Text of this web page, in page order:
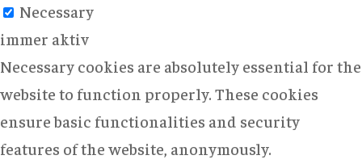
Necessary
immer aktiv
Necessary cookies are absolutely essential for the
website to function properly. These cookies
ensure basic functionalities and security
features of the website, anonymously.